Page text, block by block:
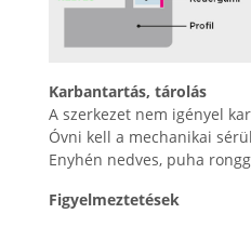
Karbantartás, tárolás
A szerkezet nem igényel
Óvni kell a mechanikai
Enyhén nedves, puha
Figyelmeztetések